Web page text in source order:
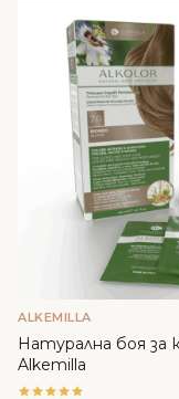
ALKEMILLA
Натурална боя за
Alkemilla